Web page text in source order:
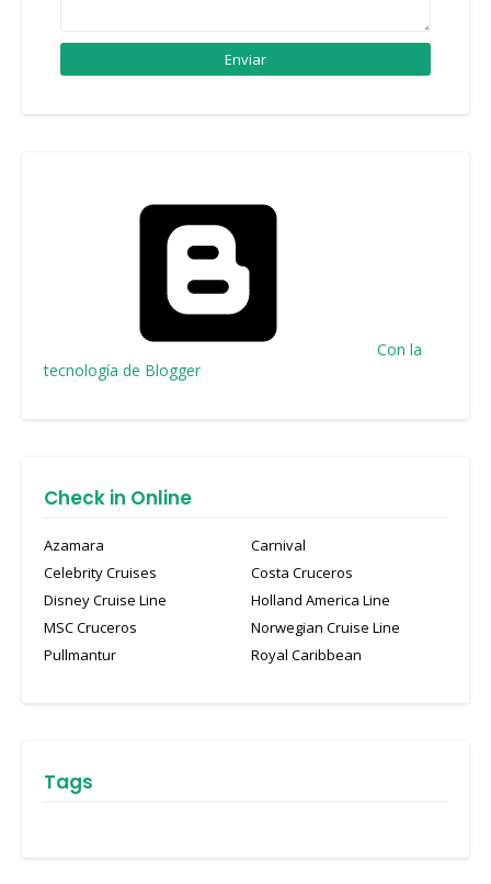
Con la
tecnología de Blogger
Check in Online
Azamara
Carnival
Celebrity Cruises
Costa Cruceros
Disney Cruise Line
Holland America Line
MSC Cruceros
Norwegian Cruise Line
Pullmantur
Royal Caribbean
Tags